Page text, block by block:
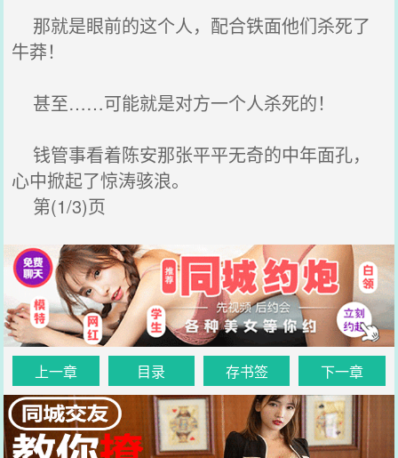
那就是眼前的这个人，配合铁面他们杀死了
牛莽！
甚至……可能就是对方一个人杀死的！
钱管事看着陈安那张平平无奇的中年面孔，
心中掀起了惊涛骇浪。
第(1/3)页
上一章 目录 存书签 下一章